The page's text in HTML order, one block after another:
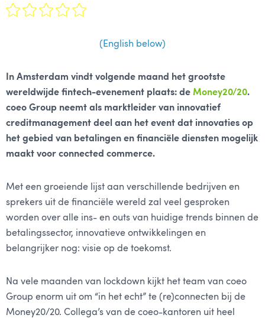
(English below)
In Amsterdam vindt volgende maand het grootste
wereldwijde fintech-evenement plaats: de Money20/20.
coeo Group neemt als marktleider van innovatief
creditmanagement deel aan het event dat innovaties op
het gebied van betalingen en financiële diensten mogelijk
maakt voor connected commerce.
Met een groeiende lijst aan verschillende bedrijven en
sprekers uit de financiële wereld zal veel gesproken
worden over alle ins- en outs van huidige trends binnen de
betalingssector, innovatieve ontwikkelingen en
belangrijker nog: visie op de toekomst.
Na vele maanden van lockdown kijkt het team van coeo
Group enorm uit om “in het echt” te (re)connecten bij de
Money20/20. Collega’s van de coeo-kantoren uit heel